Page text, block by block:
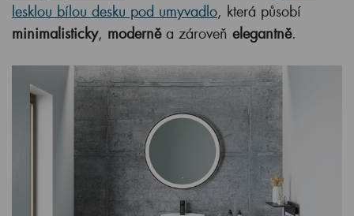
lesklou bílou desku pod umyvadlo, která působí
minimalisticky, moderněa zároveň elegantně.